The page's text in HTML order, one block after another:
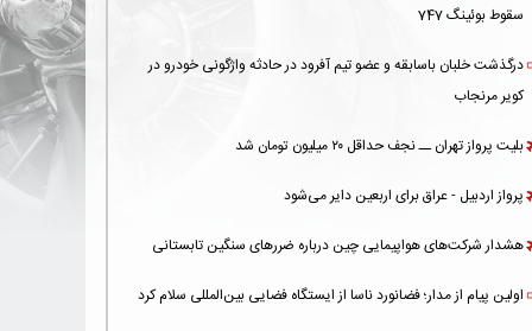
سقوط بوئینگ 747
درگذشت خلبان باسابقه و عضو تیم آفرود در حادثه واژگونی خودرو در
کویر مرنجاب
بلیت پرواز تهران ــ نجف حداقل ۲۰ میلیون تومان شد
پرواز اردبیل - عراق برای اربعین دایر می‌شود
هشدار شرکت‌های هواپیمایی چین درباره ضررهای سنگین تابستانی
اولین پیام از مدار؛ فضانورد ناسا از ایستگاه فضایی بین‌المللی سلام کرد